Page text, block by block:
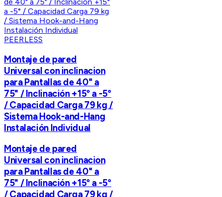
PEERLESS
Montaje de pared
Universal con inclinacion
para Pantallas de 40" a
75" / Inclinación +15° a -5°
/ Capacidad Carga 79 kg /
Sistema Hook-and-Hang
Instalación Individual
Montaje de pared
Universal con inclinacion
para Pantallas de 40" a
75" / Inclinación +15° a -5°
/ Capacidad Carga 79 kg /